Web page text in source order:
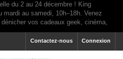
Connexion
Contactez-nous